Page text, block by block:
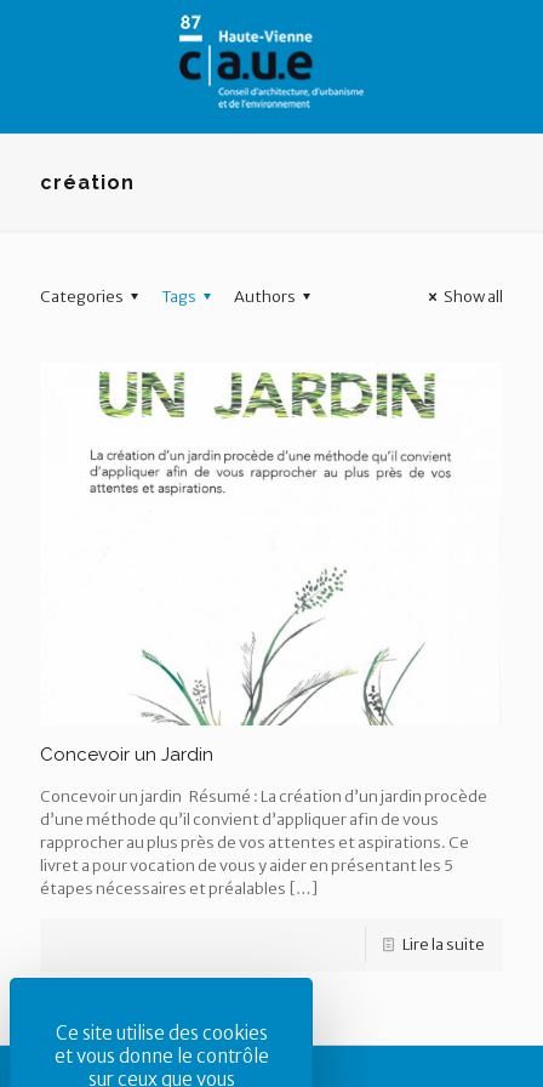
création
Categories Tags Authors Show all
Concevoir un Jardin
Concevoir un jardin Résumé : La création d’un jardin procède
d’une méthode qu’il convient d’appliquer afin de vous
rapprocher au plus près de vos attentes et aspirations. Ce
livret a pour vocation de vous y aider en présentant les 5
étapes nécessaires et préalables […]
Lire la suite
Panneau de gestion des cookies
Ce site utilise des cookies
et vous donne le contrôle
sur ceux que vous